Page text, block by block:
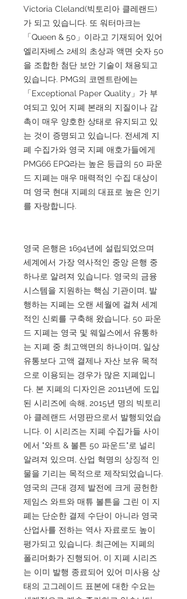
Victoria Cleland(빅토리아 클레랜드)
가 되고 있습니다. 또 워터마크는
「Queen & 50」이라고 기재되어 있어
엘리자베스 2세의 초상과 액면 숫자 50
을 조합한 첨단 보안 기술이 채용되고
있습니다. PMG의 코멘트란에는
「Exceptional Paper Quality」가 부
여되고 있어 지폐 본래의 지질이나 감
촉이 매우 양호한 상태로 유지되고 있
는 것이 증명되고 있습니다. 전세계 지
폐 수집가와 영국 지폐 애호가들에게
PMG66 EPQ라는 높은 등급의 50 파운
드 지폐는 매우 매력적인 수집 대상이
며 영국 현대 지폐의 대표로 높은 인기
를 자랑합니다.
영국 은행은 1694년에 설립되었으며
세계에서 가장 역사적인 중앙 은행 중
하나로 알려져 있습니다. 영국의 금융
시스템을 지원하는 핵심 기관이며, 발
행하는 지폐는 오랜 세월에 걸쳐 세계
적인 신뢰를 구축해 왔습니다. 50 파운
드 지폐는 영국 및 웨일스에서 유통하
는 지폐 중 최고액면의 하나이며, 일상
유통보다 고액 결제나 자산 보유 목적
으로 이용되는 경우가 많은 지폐입니
다. 본 지폐의 디자인은 2011년에 도입
된 시리즈에 속해, 2015년 명의 빅토리
아 클레랜드 서명판으로서 발행되었습
니다. 이 시리즈는 지폐 수집가들 사이
에서 "와트 & 볼튼 50 파운드"로 널리
알려져 있으며, 산업 혁명의 상징적 인
물을 기리는 목적으로 제작되었습니다.
영국의 근대 경제 발전에 크게 공헌한
제임스 와트와 매튜 볼튼을 그린 이 지
폐는 단순한 결제 수단이 아니라 영국
산업사를 전하는 역사 자료로도 높이
평가되고 있습니다. 최근에는 지폐의
폴리머화가 진행되어, 이 지폐 시리즈
는 이미 발행 종료되어 있어 미사용 상
태의 고그레이드 표본에 대한 수요는